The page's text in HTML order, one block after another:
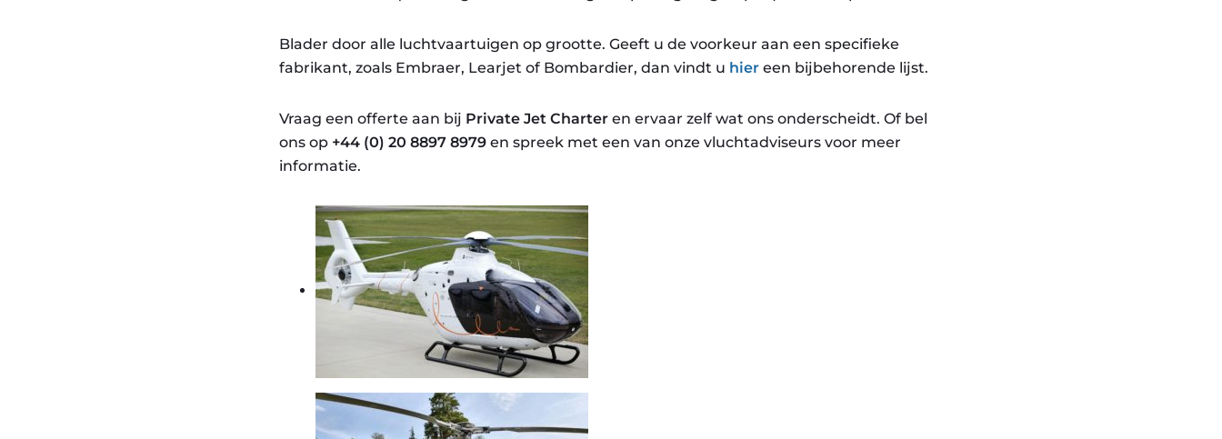
Blader door alle luchtvaartuigen op grootte. Geeft u de voorkeur aan een specifieke
fabrikant, zoals Embraer, Learjet of Bombardier, dan vindt u hier een bijbehorende lijst.
Vraag een offerte aan bij Private Jet Charter en ervaar zelf wat ons onderscheidt. Of bel
ons op +44 (0) 20 8897 8979 en spreek met een van onze vluchtadviseurs voor meer
informatie.